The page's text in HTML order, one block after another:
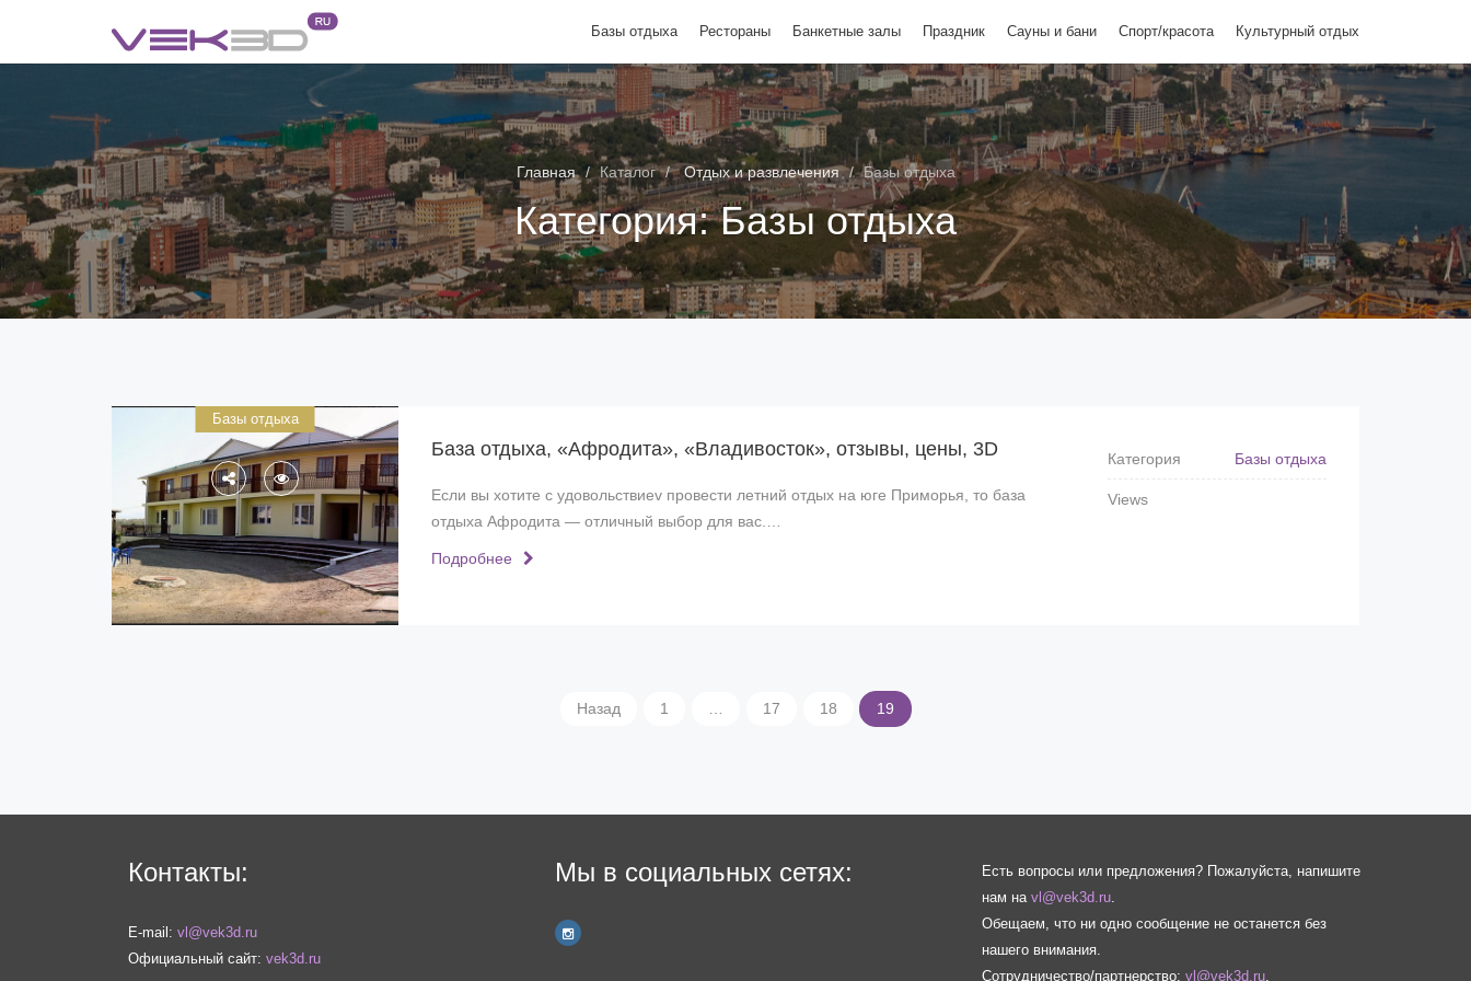
Базы отдыха Рестораны Банкетные залы Праздник Сауны и бани Спорт/красота Культурный отдых
Главная Каталог Отдых и развлечения Базы отдыха
Категория:Базы отдыха
Базы отдыха
База отдыха, «Афродита», «Владивосток», отзывы, цены, 3D
Если вы хотите с удовольствиеv провести летний отдых на юге Приморья, то база
отдыха Афродита — отличный выбор для вас.…
Подробнее
Категория Базы отдыха
Views
Назад 1 17 18 19
Контакты:
E-mail: vl@vek3d.ru
Официальный сайт: vek3d.ru
Мы в социальных сетях:
Есть вопросы или предложения? Пожалуйста, напишите
нам на vl@vek3d.ru.
Обещаем, что ни одно сообщение не останется без
нашего внимания.
Сотрудничество/партнерство: vl@vek3d.ru.